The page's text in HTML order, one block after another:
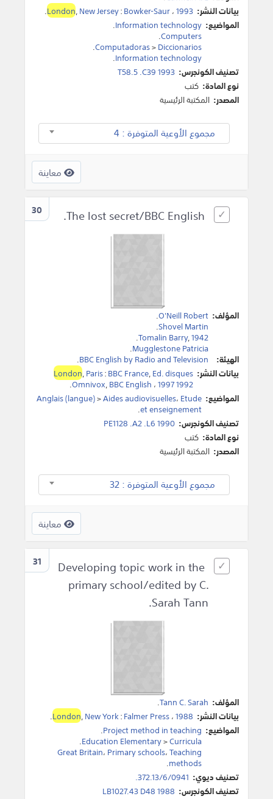
بيانات النشر:
London,New Jersey:Bowker-Saur،1993
.
المواضيع: Information technology
.
Computers
.
Computadoras>Diccionarios
.
Information technology
.
تصنيف الكونجرس: T58.5 .C39 1993
نوع المادة: كتب
المصدر: المكتبة الرئيسية
مجموع الأوعية المتوفرة : 4
معاينة
30
المؤلف: O'Neill Robert
.
Shovel Martin
.
Tomalin Barry,1942
.
Mugglestone Patricia
.
الهيئة: BBC English by Radio and Television
.
بيانات النشر:
London,Paris:BBC France,Ed. disques
Omnivox,BBC English ،1997 1992
.
المواضيع:
Anglais (langue)>Aides audiovisuelles، Etude
et enseignement
.
تصنيف الكونجرس: PE1128 .A2 .L6 1990
نوع المادة: كتب
المصدر: المكتبة الرئيسية
مجموع الأوعية المتوفرة : 32
معاينة
31
Developing topic work in the
primary school/edited by C.
Sarah Tann.
المؤلف: Tann C. Sarah
.
بيانات النشر:
London,New York:Falmer Press،1988
.
المواضيع: Project method in teaching
.
Education Elementary>Curricula
.
Great Britain، Primary schools،Teaching
methods
.
تصنيف ديوي: 372.13/6/0941.
تصنيف الكونجرس: LB1027.43 D48 1988